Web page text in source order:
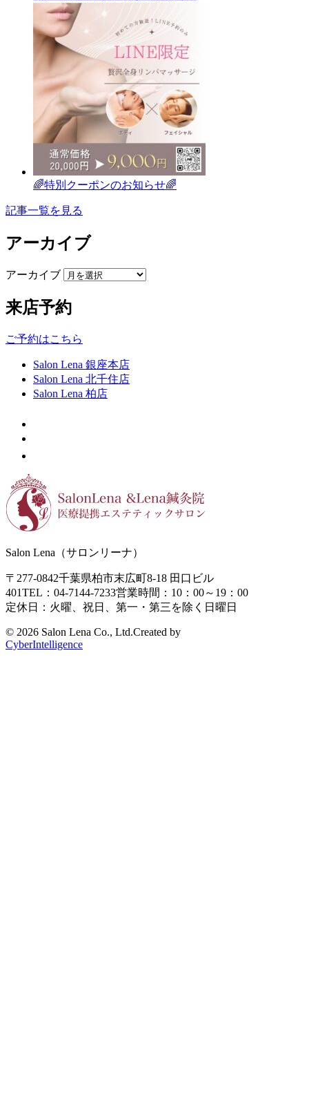
🌈特別クーポンのお知らせ🌈
記事一覧を見る
アーカイブ
アーカイブ
来店予約
ご予約はこちら
Salon Lena 銀座本店
Salon Lena 北千住店
Salon Lena 柏店
Salon Lena（サロンリーナ）
〒277-0842千葉県柏市末広町8-18 田口ビル
401TEL：04-7144-7233営業時間：10：00～19：00
定休日：火曜、祝日、第一・第三を除く日曜日
© 2026 Salon Lena Co., Ltd.Created by
CyberIntelligence